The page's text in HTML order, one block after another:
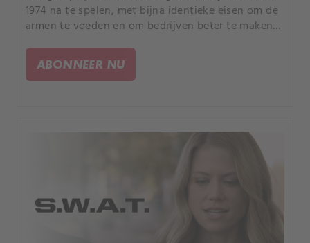
1974 na te spelen, met bijna identieke eisen om de
armen te voeden en om bedrijven beter te maken
Arizona gestuurd om S.
ABONNEER NU